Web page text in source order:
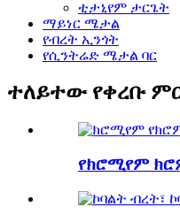
ቲታኒየም ታርጌት
ማይነር ሜታል
የብረት ኢንጎት
የሲንትሬድ ሜታል ባር
ተለይተው የቀረቡ
የክሮሚየም